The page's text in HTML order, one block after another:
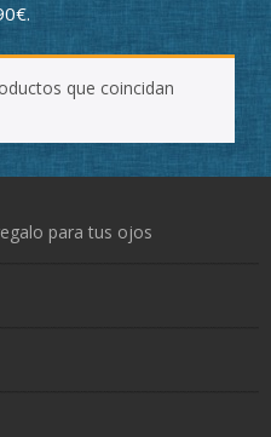
que coincidan
para tus ojos